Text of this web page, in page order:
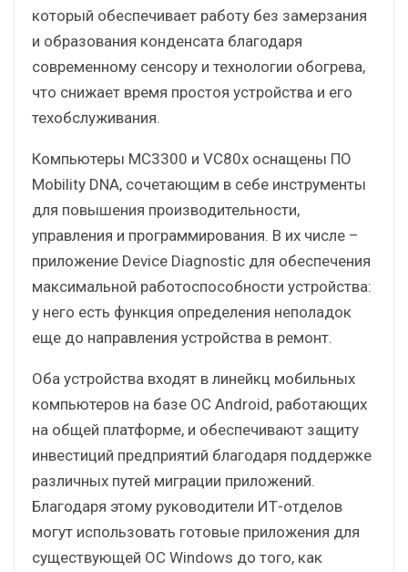
который обеспечивает работу без замерзания
и образования конденсата благодаря
современному сенсору и технологии обогрева,
что снижает время простоя устройства и его
техобслуживания.
Компьютеры MC3300 и VC80x оснащены ПО
Mobility DNA, сочетающим в себе инструменты
для повышения производительности,
управления и программирования. В их числе –
приложение Device Diagnostic для обеспечения
максимальной работоспособности устройства:
у него есть функция определения неполадок
еще до направления устройства в ремонт.
Оба устройства входят в линейкц мобильных
компьютеров на базе ОС Android, работающих
на общей платформе, и обеспечивают защиту
инвестиций предприятий благодаря поддержке
различных путей миграции приложений.
Благодаря этому руководители ИТ-отделов
могут использовать готовые приложения для
существующей ОС Windows до того, как